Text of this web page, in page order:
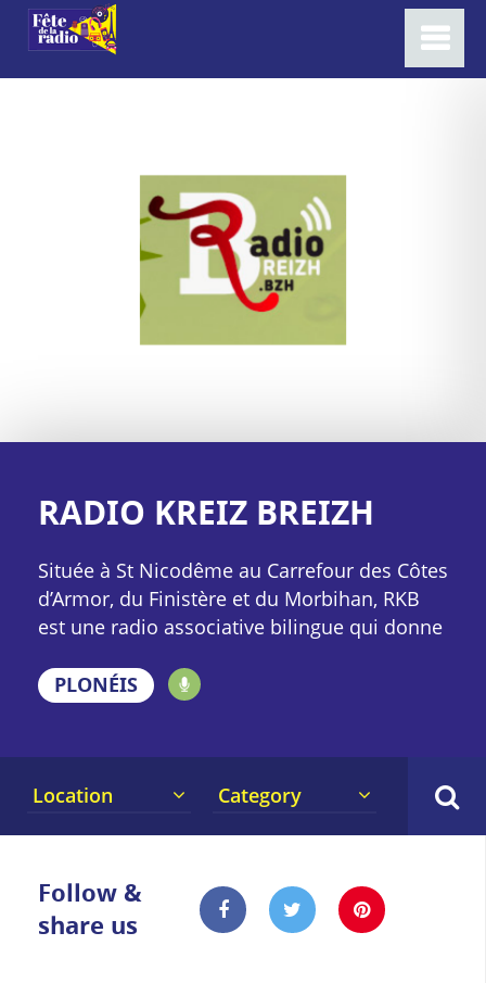
RADIO KREIZ BREIZH
Située à St Nicodême au Carrefour des Côtes
d’Armor, du Finistère et du Morbihan, RKB
est une radio associative bilingue qui donne
Centre Bretagne et du Trégor. Elle se veut et
se vit comme vecteur de lien social et
PLONÉIS
Location Category
Follow &
share us